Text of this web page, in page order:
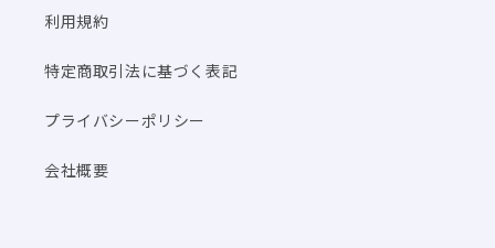
利用規約
特定商取引法に基づく表記
プライバシーポリシー
会社概要